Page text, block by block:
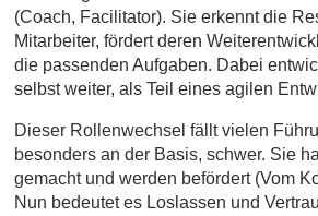
(Coach, Facilitator). Sie erkennt die
Mitarbeiter, fördert deren
die passenden Aufgaben. Dabei
selbst weiter, als Teil eines agilen
Dieser Rollenwechsel fällt vielen
besonders an der Basis, schwer. Sie
gemacht und werden befördert (Vom
Nun bedeutet es Loslassen und